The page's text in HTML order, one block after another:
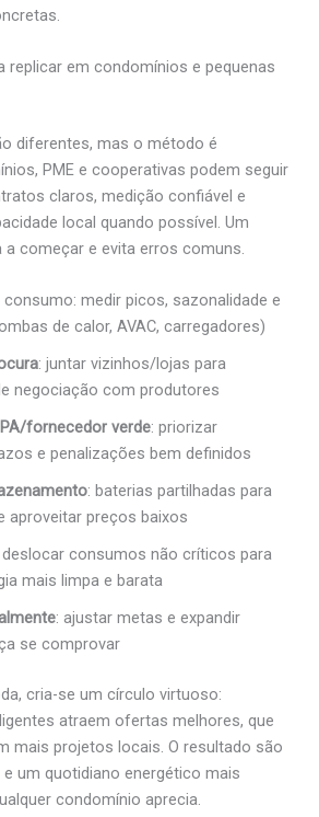
replicar em condomínios e pequenas
diferentes, mas o método é
PME e cooperativas podem seguir
claros, medição confiável e
local quando possível. Um
começar e evita erros comuns.
medir picos, sazonalidade e
de calor, AVAC, carregadores)
: juntar vizinhos/lojas para
negociação com produtores
fornecedor verde: priorizar
e penalizações bem definidos
: baterias partilhadas para
aproveitar preços baixos
deslocar consumos não críticos para
mais limpa e barata
: ajustar metas e expandir
se comprovar
cria-se um círculo virtuoso:
atraem ofertas melhores, que
mais projetos locais. O resultado são
um quotidiano energético mais
condomínio aprecia.